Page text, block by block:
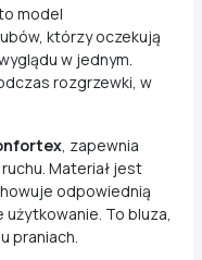
model
którzy oczekują
w jednym.
rozgrzewki, w
, zapewnia
Materiał jest
odpowiednią
To bluza,
praniach.